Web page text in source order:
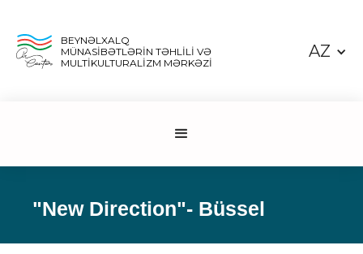
BEYNƏLXALQ
MÜNASİBƏTLƏRİN TƏHLİLİ VƏ
MULTİKULTURALİZM MƏRKƏZİ
AZ
"New Direction"- Büssel